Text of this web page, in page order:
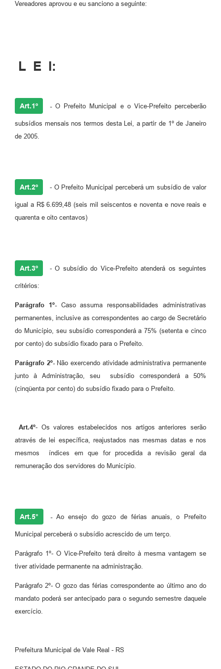
Vereadores aprovou e eu sanciono a seguinte:
L E I:
Art.1º -O Prefeito Municipal e o Vice-Prefeito perceberão
subsídios mensais nos termos desta Lei, a partir de 1º de Janeiro
de 2005.
Art.2º - O Prefeito Municipal perceberá um subsídio de valor
igual a R$ 6.699,48 (seis mil seiscentos e noventa e nove reais e
quarenta e oito centavos)
Art.3º - O subsídio do Vice-Prefeito atenderá os seguintes
critérios:
Parágrafo 1º-Caso assuma responsabilidades administrativas
permanentes, inclusive as correspondentes ao cargo de Secretário
do Município, seu subsídio corresponderá a 75% (setenta e cinco
por cento) do subsídio fixado para o Prefeito.
Parágrafo 2º-Não exercendo atividade administrativa permanente
junto à Administração, seu subsídio corresponderá a 50%
(cinqüenta por cento) do subsídio fixado para o Prefeito.
Art.4º- Os valores estabelecidos nos artigos anteriores serão
através de lei específica, reajustados nas mesmas datas e nos
mesmos índices em que for procedida a revisão geral da
remuneração dos servidores do Município.
Art.5° -Ao ensejo do gozo de férias anuais, o Prefeito
Municipal perceberá o subsídio acrescido de um terço.
Parágrafo 1º- O Vice-Prefeito terá direito à mesma vantagem se
tiver atividade permanente na administração.
Parágrafo 2º- O gozo das férias correspondente ao último ano do
mandato poderá ser antecipado para o segundo semestre daquele
exercício.
Prefeitura Municipal de Vale Real - RS